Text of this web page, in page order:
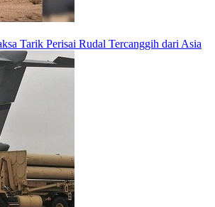
Tarik Perisai Rudal Tercanggih dari Asia